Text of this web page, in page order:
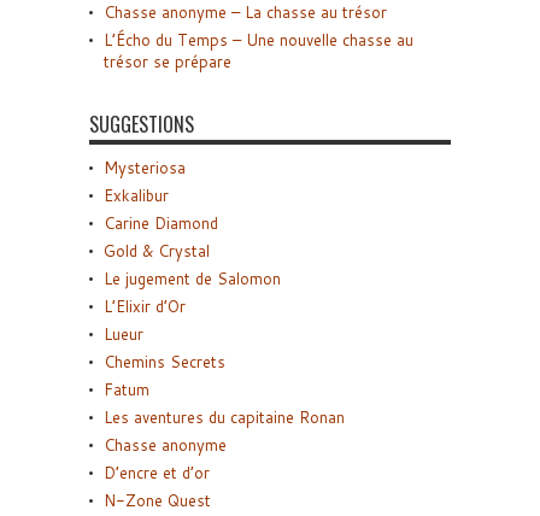
Chasse anonyme – La chasse au trésor
L’Écho du Temps – Une nouvelle chasse au
trésor se prépare
SUGGESTIONS
Mysteriosa
Exkalibur
Carine Diamond
Gold & Crystal
Le jugement de Salomon
L’Elixir d’Or
Lueur
Chemins Secrets
Fatum
Les aventures du capitaine Ronan
Chasse anonyme
D’encre et d’or
N-Zone Quest